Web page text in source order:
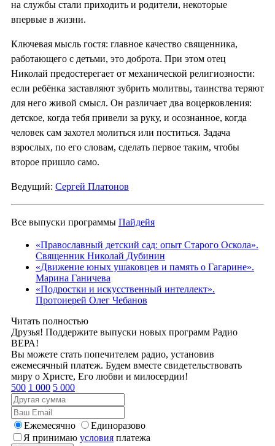
на службы стали приходить и родители, некоторые
впервые в жизни.
Ключевая мысль гостя: главное качество священника,
работающего с детьми, это доброта. При этом отец
Николай предостерегает от механической религиозности:
если ребёнка заставляют зубрить молитвы, таинства теряют
для него живой смысл. Он различает два воцерковления:
детское, когда тебя привели за руку, и осознанное, когда
человек сам захотел молиться или поститься. Задача
взрослых, по его словам, сделать первое таким, чтобы
второе пришло само.
Ведущий: Сергей Платонов
Все выпуски программы Пайдейя
«Православный детский сад: опыт Старого Оскола».
Священник Николай Дубинин
«Движение юных ушаковцев и память о Гагарине».
Марина Ганичева
«Подростки и искусственный интеллект».
Протоиерей Олег Чебанов
Читать полностью
Друзья! Поддержите выпуски новых программ Радио
ВЕРА!
Вы можете стать попечителем радио, установив
ежемесячный платеж. Будем вместе свидетельствовать
миру о Христе, Его любви и милосердии!
500 1 000 5 000
Ежемесячно
Единоразово
Я принимаю условия платежа